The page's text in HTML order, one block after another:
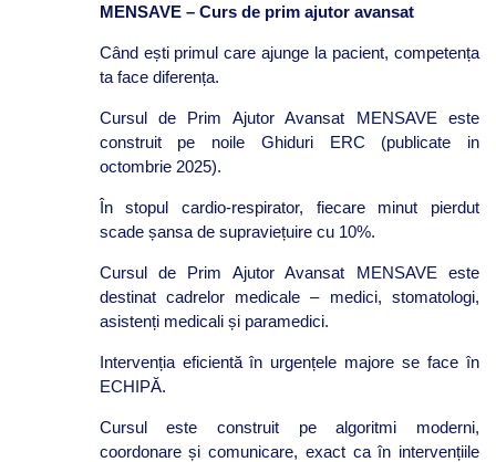
MENSAVE – Curs de prim ajutor avansat
Când ești primul care ajunge la pacient, competența
ta face diferența.
Cursul de Prim Ajutor Avansat MENSAVE este
construit pe noile Ghiduri ERC (publicate in
octombrie 2025).
În stopul cardio-respirator, fiecare minut pierdut
scade șansa de supraviețuire cu 10%.
Cursul de Prim Ajutor Avansat MENSAVE este
destinat cadrelor medicale – medici, stomatologi,
asistenți medicali și paramedici.
Intervenția eficientă în urgențele majore se face în
ECHIPĂ.
Cursul este construit pe algoritmi moderni,
coordonare și comunicare, exact ca în intervențiile